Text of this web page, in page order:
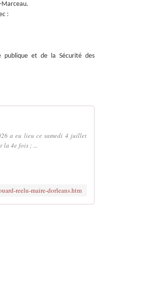
Marceau.
:
publique et de la Sécurité des
a eu lieu ce samedi 4 juillet
la 4e fois ; ...
reelu-maire-dorleans.htm